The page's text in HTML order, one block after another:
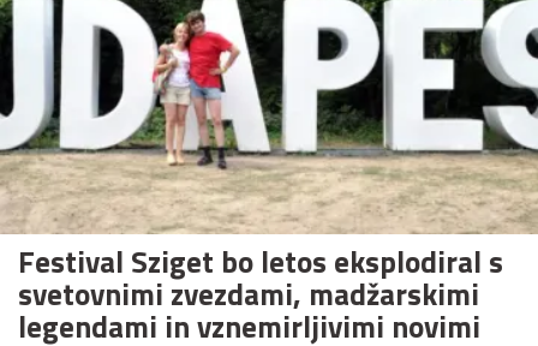
Festival Sziget bo letos eksplodiral s
svetovnimi zvezdami, madžarskimi
legendami in vznemirljivimi novimi